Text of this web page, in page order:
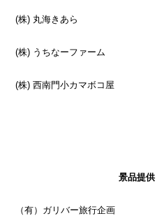
(株) 丸海きあら
(株) うちなーファーム
(株) 西南門小カマボコ屋
景品提
（有）ガリバー旅行企画